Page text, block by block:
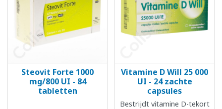
Steovit Forte 1000
mg/800 UI - 84
tabletten
Vitamine D Will 25 000
UI - 24 zachte
capsules
Bestrijdt vitamine D-tekort